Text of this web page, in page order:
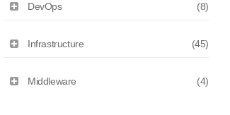
DevOps (8)
Infrastructure (45)
Middleware (4)